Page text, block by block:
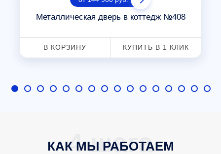
Металлическая дверь в коттедж №408
В КОРЗИНУ КУПИТЬ В 1 КЛИК
КАК МЫ РАБОТАЕМ